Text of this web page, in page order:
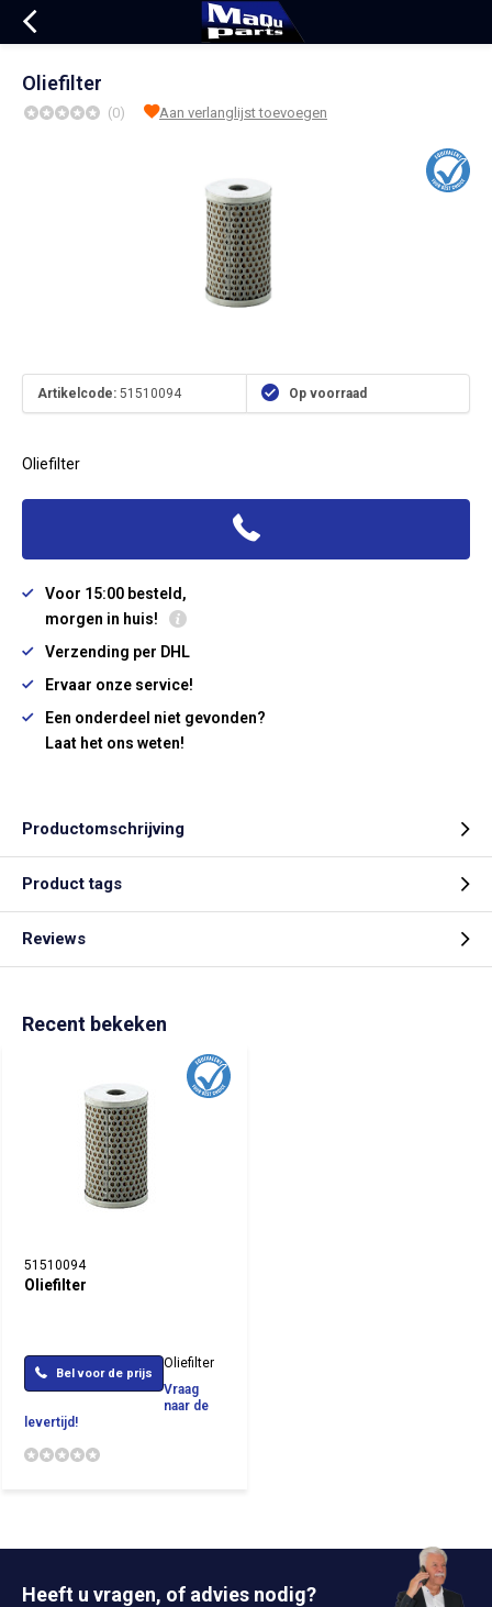
Oliefilter
(0) Aan verlanglijst toevoegen
Artikelcode: 51510094 Op voorraad
Oliefilter
Voor 15:00 besteld,
morgen in huis!
Verzending per DHL
Ervaar onze service!
Een onderdeel niet gevonden?
Laat het ons weten!
Productomschrijving
Product tags
Reviews
Recent bekeken
51510094
Oliefilter
Bel voor de prijs
Oliefilter
Vraag
naar de
levertijd!
Heeft u vragen, of advies nodig?